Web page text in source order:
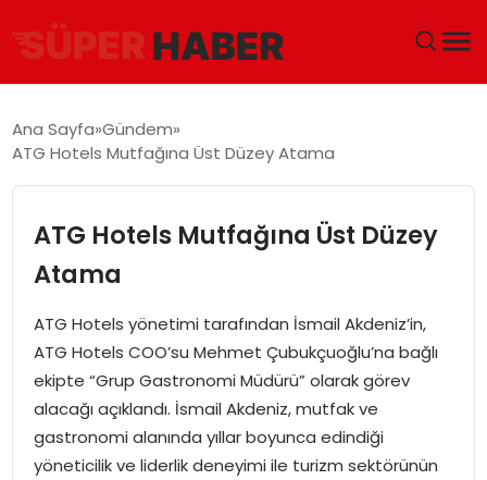
DÜNYA
EĞITIM
EKONOMI
MAGAZIN
SAĞLIK
Ana Sayfa Gündem
ATG Hotels Mutfağına Üst Düzey Atama
ATG Hotels Mutfağına Üst Düzey
Atama
ATG Hotels yönetimi tarafından İsmail Akdeniz’in,
ATG Hotels COO’su Mehmet Çubukçuoğlu’na bağlı
ekipte “Grup Gastronomi Müdürü” olarak görev
alacağı açıklandı. İsmail Akdeniz, mutfak ve
gastronomi alanında yıllar boyunca edindiği
yöneticilik ve liderlik deneyimi ile turizm sektörünün